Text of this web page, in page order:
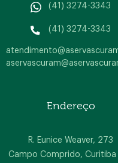
(41) 3274-3343
(41) 3274-3343
Endereço
R. Eunice Weaver, 273
Campo Comprido, Curitiba